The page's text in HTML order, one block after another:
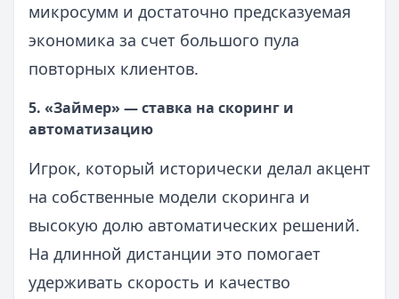
микросумм и достаточно предсказуемая
экономика за счет большого пула
повторных клиентов.
5. «Займер» — ставка на скоринг и
автоматизацию
Игрок, который исторически делал акцент
на собственные модели скоринга и
высокую долю автоматических решений.
На длинной дистанции это помогает
удерживать скорость и качество